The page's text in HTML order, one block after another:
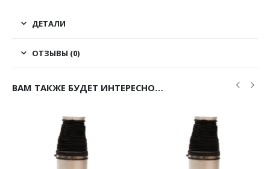
ДЕТАЛИ
ОТЗЫВЫ (0)
ВАМ ТАКЖЕ БУДЕТ ИНТЕРЕСНО…